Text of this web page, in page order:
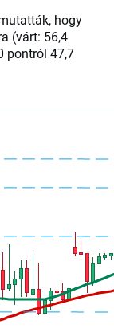
hogy
(várt: 56,4
pontról 47,7